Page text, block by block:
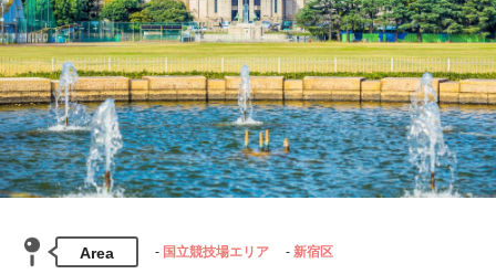
Area 国立競技場エリア 新宿区